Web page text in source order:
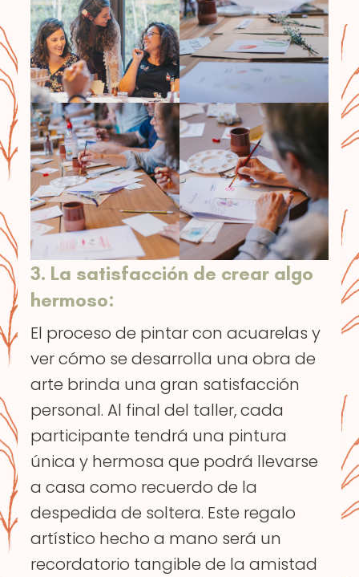
3. La satisfacción de crear algo
hermoso:
El proceso de pintar con acuarelas y
ver cómo se desarrolla una obra de
arte brinda una gran satisfacción
personal. Al final del taller, cada
participante tendrá una pintura
única y hermosa que podrá llevarse
a casa como recuerdo de la
despedida de soltera. Este regalo
artístico hecho a mano será un
recordatorio tangible de la amistad